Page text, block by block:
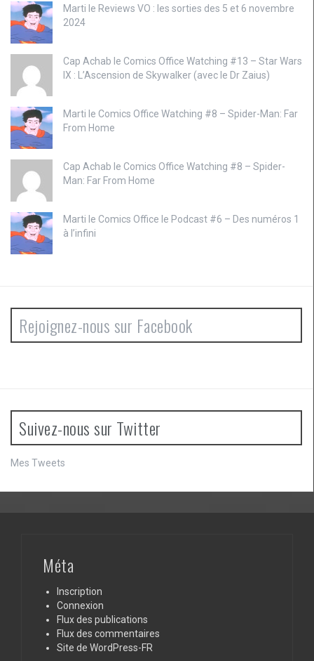
Marti le Reviews VO : les sorties des 5 et 6 novembre
2024
Cap Achab le Comics Office Watching #13 – Star Wars
IX : L’Ascension de Skywalker (avec le Dr Zaius)
Marti le Comics Office Watching #8 – Spider-Man: Far
From Home
Cap Achab le Comics Office Watching #8 – Spider-
Man: Far From Home
Marti le Comics Office le Podcast #6 – Des numéros 1
à l’infini
Rejoignez-nous sur Facebook
Suivez-nous sur Twitter
Mes Tweets
Méta
Inscription
Connexion
Flux des publications
Flux des commentaires
Site de WordPress-FR